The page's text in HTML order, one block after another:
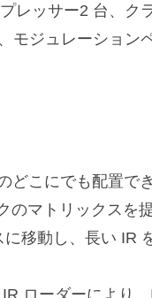
レッサー2 台、ク
ジュレーション
こにでも配置で
マトリックスを
移動し、長い IR
ローダーにより